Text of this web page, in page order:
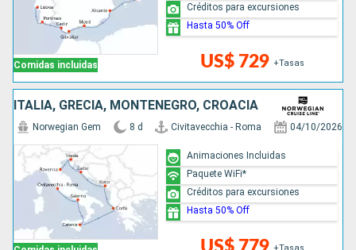
Comidas incluidas US$ 729 +Tasas
Créditos para excursiones
Hasta 50% Off
ITALIA, GRECIA, MONTENEGRO, CROACIA
Norwegian Gem 8 d Civitavecchia - Roma 04/10/2026
Animaciones Incluidas
Paquete WiFi*
Créditos para excursiones
Hasta 50% Off